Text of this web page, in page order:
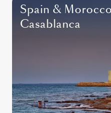
Spain &
Casablanca